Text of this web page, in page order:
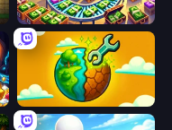
Money Factory: Tycoon Idle Game
Land Explorers: Merge & Build